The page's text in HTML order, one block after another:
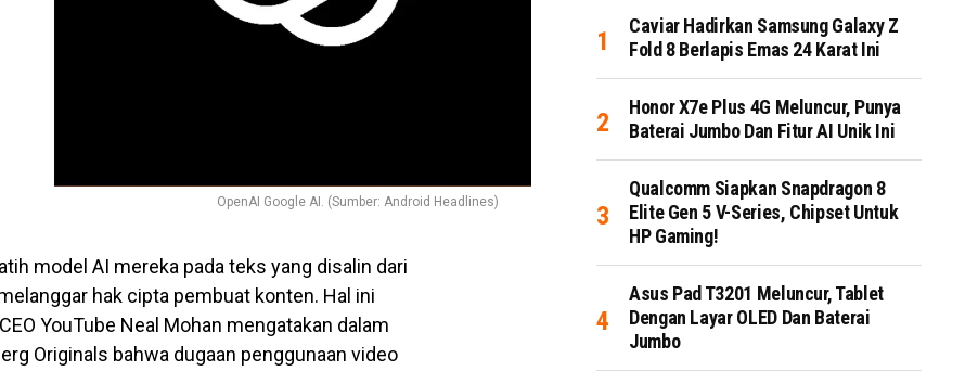
OpenAI Google AI. (Sumber: Android Headlines)
model AI mereka pada teks yang disalin dari
hak cipta pembuat konten. Hal ini
YouTube Neal Mohan mengatakan dalam
Originals bahwa dugaan penggunaan video
Caviar Hadirkan Samsung Galaxy Z
Fold 8 Berlapis Emas 24 Karat Ini
Honor X7e Plus 4G Meluncur, Punya
Baterai Jumbo Dan Fitur AI Unik Ini
Qualcomm Siapkan Snapdragon 8
Elite Gen 5 V-Series, Chipset Untuk
HP Gaming!
Asus Pad T3201 Meluncur, Tablet
Dengan Layar OLED Dan Baterai
Jumbo